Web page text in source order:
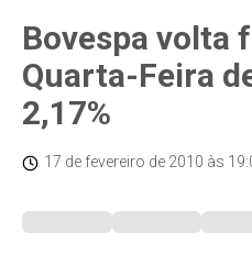
Bovespa volta
Quarta-Feira
2,17%
17 de fevereiro de 2010 às